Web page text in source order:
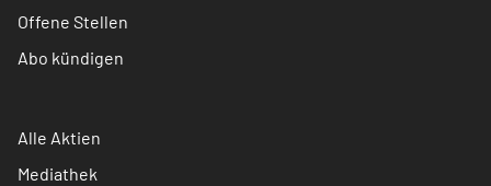
Offene Stellen
Abo kündigen
Alle Aktien
Mediathek